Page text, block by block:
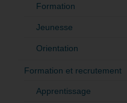
Formation
Jeunesse
Orientation
Formation et recrutement
Apprentissage